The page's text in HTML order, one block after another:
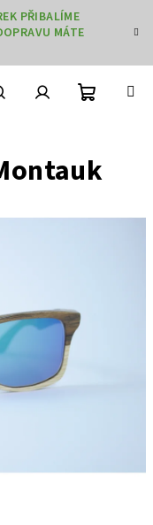
PŘIBALÍME
MÁTE
košík